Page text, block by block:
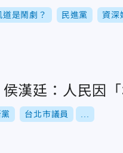
是鬧劇？ 民進黨 資深
漢廷：人民因
台北市議員